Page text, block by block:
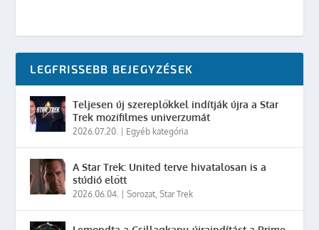
LEGFRISSEBB BEJEGYZÉSEK
Teljesen új szereplőkkel indítják újra a Star
Trek mozifilmes univerzumát
2026.07.20. Egyéb kategória
A Star Trek: United terve hivatalosan is a
stúdió előtt
2026.06.04. |Sorozat,Star Trek